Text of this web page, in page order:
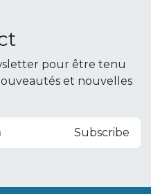
pour être tenu
et nouvelles
Subscribe